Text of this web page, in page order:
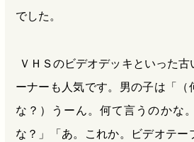
でした。
ＶＨＳのビデオデッキといった
ーナーも人気です。男の子は「（
な？）うーん。何て言うのかな
な？」「あ。これか。ビデオテー